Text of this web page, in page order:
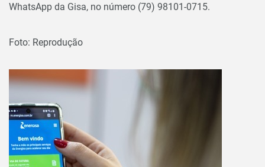
WhatsApp da Gisa, no número (79) 98101-0715.
Foto: Reprodução